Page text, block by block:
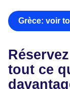
Grèce: voir
tout ce